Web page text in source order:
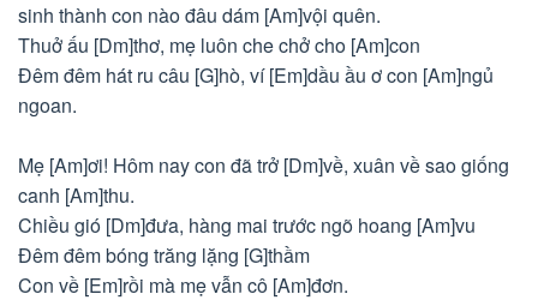
sinh thành con nào đâu dám [Am]vội quên.
Thuở ấu [Dm]thơ, mẹ luôn che chở cho [Am]con
Đêm đêm hát ru câu [G]hò, ví [Em]dầu ầu ơ con [Am]ngủ
ngoan.
Mẹ [Am]ơi! Hôm nay con đã trở [Dm]về, xuân về sao giống
canh [Am]thu.
Chiều gió [Dm]đưa, hàng mai trước ngõ hoang [Am]vu
Đêm đêm bóng trăng lặng [G]thầm
Con về [Em]rồi mà mẹ vẫn cô [Am]đơn.